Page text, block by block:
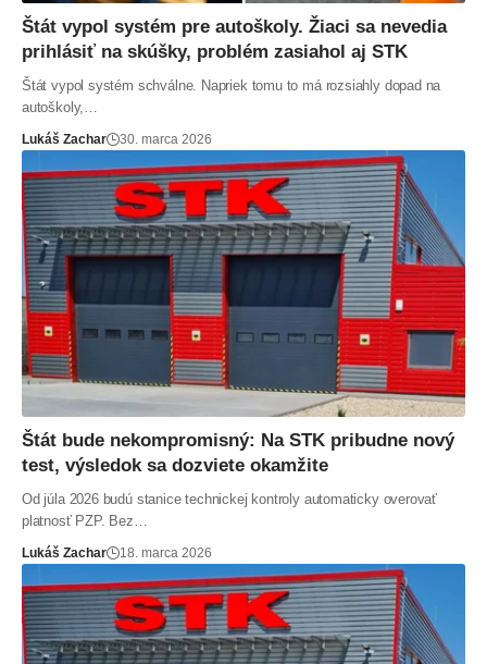
Štát vypol systém pre autoškoly. Žiaci sa nevedia
prihlásiť na skúšky, problém zasiahol aj STK
Štát vypol systém schválne. Napriek tomu to má rozsiahly dopad na
autoškoly,…
Lukáš Zachar 30. marca 2026
Štát bude nekompromisný: Na STK pribudne nový
test, výsledok sa dozviete okamžite
Od júla 2026 budú stanice technickej kontroly automaticky overovať
platnosť PZP. Bez…
Lukáš Zachar 18. marca 2026